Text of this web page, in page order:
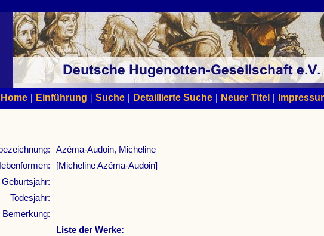
Home | Einführung | Suche | Detaillierte Suche | Neuer Titel |
Azéma-Audoin, Micheline
[Micheline Azéma-Audoin]
Geburtsjahr:
Todesjahr:
Bemerkung:
Liste der Werke: